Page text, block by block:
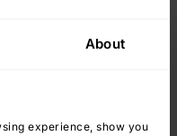
About
experience, show you